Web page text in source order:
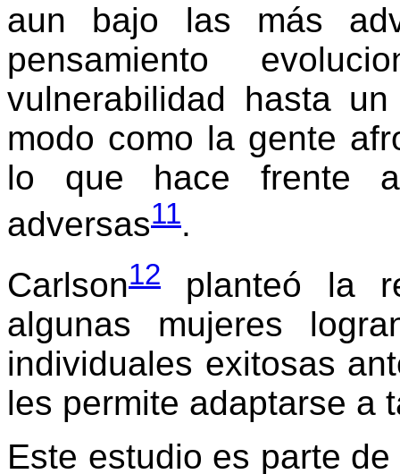
aun bajo las más
pensamiento
vulnerabilidad hasta
modo como la gente
lo que hace frente a
adversas11.
Carlson12
planteó la
algunas mujeres
individuales exitosas
les permite adaptarse a
Este estudio es parte